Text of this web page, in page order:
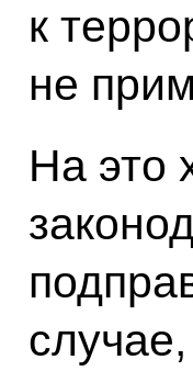
к
не
На это